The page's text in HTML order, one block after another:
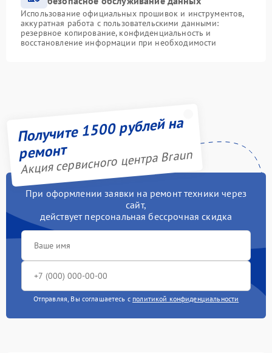
Использование официальных прошивок и инструментов,
аккуратная работа с пользовательскими данными:
резервное копирование, конфиденциальность и
восстановление информации при необходимости
Получите 1500 рублей на
ремонт
Акция сервисного центра Braun
При оформлении заявки на ремонт техники через
сайт,
действует персональная бессрочная скидка
Отправляя, Вы соглашаетесь с политикой конфиденциальности